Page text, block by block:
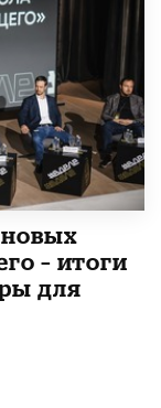
– итоги
для